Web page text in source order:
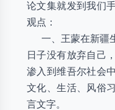
论文集就发到我们
观点：
一、王蒙在新疆
日子没有放弃自己
渗入到维吾尔社会
文化、生活、风俗
言文字。